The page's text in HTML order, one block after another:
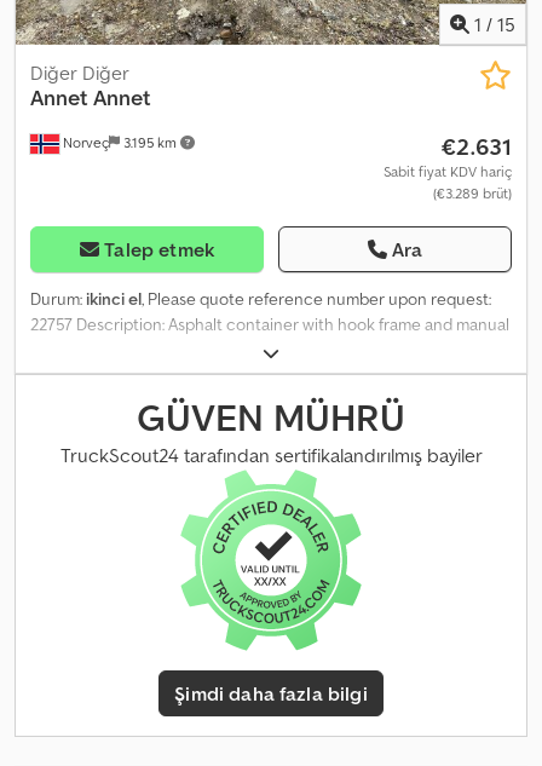
1 / 15
Norveç 3.195 km
Diğer Diğer
Annet Annet
€2.631
Sabit fiyat KDV hariç
(€3.289 brüt)
Talep etmek Ara
Durum: ikinci el, Please quote reference number upon request:
22757 Description: Asphalt container with hook frame and manual
covers for sale. There are some cosmetic defects, but according
to the owner, it works perfectly. Ready for delivery. Djdpfx Adozqkn
Dehowa Unladen weight: 1 Model: Asphalt container with hook
frame and manual tarp = More information = New: No Intended
use: Freight transport Please contact ATS Norway for further
GÜVEN MÜHRÜ
TruckScout24 tarafından sertifikalandırılmış bayiler
Şimdi daha fazla bilgi